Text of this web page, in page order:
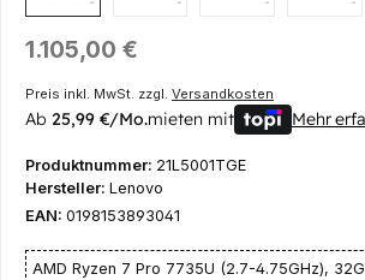
Regulärer Preis:
1.105,00 €
Preis inkl. MwSt. zzgl. Versandkosten
Ab 25,99 €/Mo.mieten mit Mehr
Produktnummer: 21L5001TGE
Hersteller: Lenovo
EAN: 0198153893041
AMD Ryzen 7 Pro 7735U (2.7-4.75GHz),